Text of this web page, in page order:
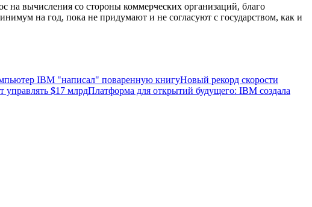
на вычисления со стороны коммерческих организаций, благо
на год, пока не придумают и не согласуют с государством, как и
IBM "написал" поваренную книгуНовый рекорд скорости
управлять $17 млрдПлатформа для открытий будущего: IBM создала